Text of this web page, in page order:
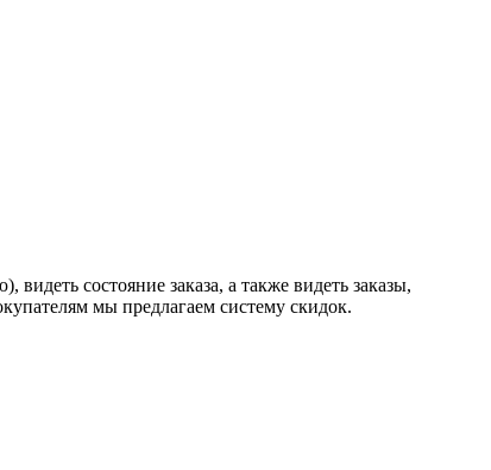
состояние заказа, а также видеть заказы,
мы предлагаем систему скидок.